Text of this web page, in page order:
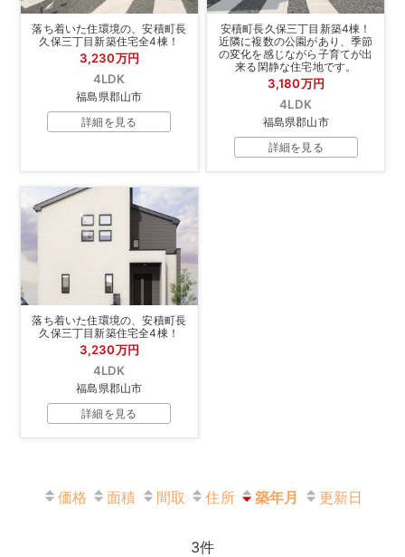
落ち着いた住環境の、安積町長
久保三丁目新築住宅全4棟！
3,230万円
4LDK
福島県郡山市
詳細を見る
安積町長久保三丁目新築4棟！
近隣に複数の公園があり、季節
の変化を感じながら子育てが出
来る閑静な住宅地です。
3,180万円
4LDK
福島県郡山市
詳細を見る
落ち着いた住環境の、安積町長
久保三丁目新築住宅全4棟！
3,230万円
4LDK
福島県郡山市
詳細を見る
価格 面積 間取 住所 築年月 更新日
3件